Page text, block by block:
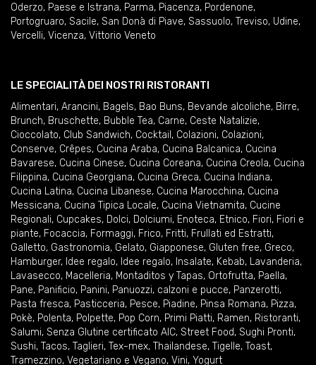
Oderzo, Paese e Istrana, Parma, Piacenza, Pordenone,
Portogruaro, Sacile, San Donà di Piave, Sassuolo, Treviso, Udine,
Vercelli, Vicenza, Vittorio Veneto
LE SPECIALITÀ DEI NOSTRI RISTORANTI
Alimentari, Arancini, Bagels, Bao Buns, Bevande alcoliche, Birre,
Brunch, Bruschette, Bubble Tea, Carne, Ceste Natalizie,
Cioccolato, Club Sandwich, Cocktail , Colazioni, Colazioni,
Conserve, Crêpes, Cucina Araba, Cucina Balcanica, Cucina
Bavarese, Cucina Cinese, Cucina Coreana, Cucina Creola, Cucina
Filippina, Cucina Georgiana, Cucina Greca, Cucina Indiana,
Cucina Latina, Cucina Libanese, Cucina Marocchina, Cucina
Messicana, Cucina Tipica Locale, Cucina Vietnamita, Cucine
Regionali, Cupcakes, Dolci, Dolciumi, Enoteca, Etnico, Fiori, Fiori e
piante, Focaccia, Formaggi, Frico, Fritti, Frullati ed Estratti,
Galletto, Gastronomia, Gelato, Giapponese, Gluten free, Greco,
Hamburger, Idee regalo, Idee regalo, Insalate, Kebab, Lavanderia,
Lavasecco, Macelleria, Montaditos y Tapas, Ortofrutta, Paella,
Pane, Panificio, Panini, Panuozzi, calzoni e pucce, Panzerotti,
Pasta fresca, Pasticceria, Pesce, Piadine, Pinsa Romana, Pizza,
Pokè, Polenta, Polpette, Pop Corn, Primi Piatti, Ramen, Ristoranti,
Salumi, Senza Glutine certificato AIC, Street Food, Sughi Pronti,
Sushi, Tacos, Taglieri, Tex-mex, Thailandese, Tigelle, Toast,
Tramezzino, Vegetariano e Vegano, Vini, Yogurt